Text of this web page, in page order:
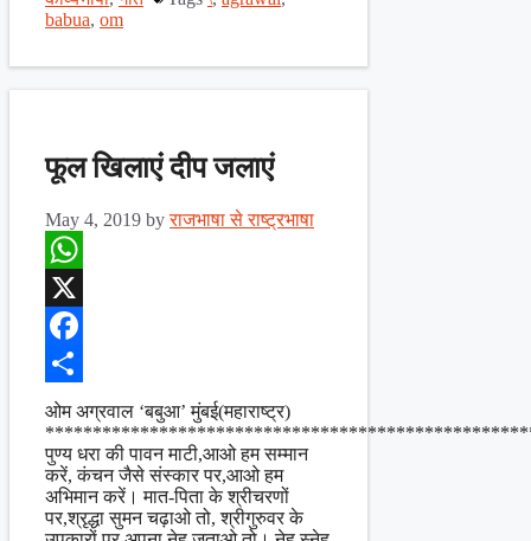
babua, om
फूल खिलाएं दीप जलाएं
May 4, 2019 byराजभाषा से राष्ट्रभाषा
WhatsApp
X
Facebook
Share
ओम अग्रवाल ‘बबुआ’ मुंबई(महाराष्ट्र)
पुण्य धरा की पावन माटी,आओ हम सम्मान
करें, कंचन जैसे संस्कार पर,आओ हम
अभिमान करें। मात-पिता के श्रीचरणों
पर,श्रृद्धा सुमन चढ़ाओ तो, श्रीगुरुवर के